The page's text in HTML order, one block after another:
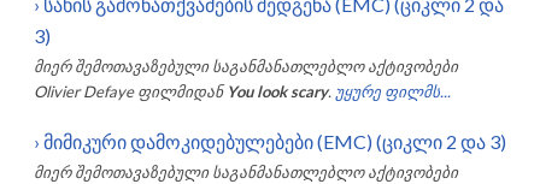
3)
მიერ შემოთავაზებული საგანმანათლებლო აქტივობები
Olivier Defaye ფილმიდან You look scary. უყურე ფილმს...
› მიმიკური დამოკიდებულებები (EMC) (ციკლი 2 და 3)
მიერ შემოთავაზებული საგანმანათლებლო აქტივობები